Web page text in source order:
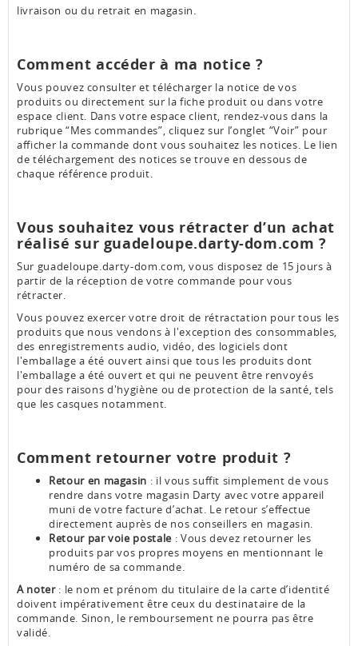
livraison ou du retrait en magasin.
Comment accéder à ma notice ?
Vous pouvez consulter et télécharger la notice de vos
produits ou directement sur la fiche produit ou dans votre
espace client. Dans votre espace client, rendez-vous dans la
rubrique “Mes commandes”, cliquez sur l’onglet “Voir” pour
afficher la commande dont vous souhaitez les notices. Le lien
de téléchargement des notices se trouve en dessous de
chaque référence produit.
Vous souhaitez vous rétracter d’un achat
réalisé sur guadeloupe.darty-dom.com ?
Sur guadeloupe.darty-dom.com, vous disposez de 15 jours à
partir de la réception de votre commande pour vous
rétracter.
Vous pouvez exercer votre droit de rétractation pour tous les
produits que nous vendons à l'exception des consommables,
des enregistrements audio, vidéo, des logiciels dont
l'emballage a été ouvert ainsi que tous les produits dont
l'emballage a été ouvert et qui ne peuvent être renvoyés
pour des raisons d'hygiène ou de protection de la santé, tels
que les casques notamment.
Comment retourner votre produit ?
Retour en magasin : il vous suffit simplement de vous
rendre dans votre magasin Darty avec votre appareil
muni de votre facture d’achat. Le retour s’effectue
directement auprès de nos conseillers en magasin.
Retour par voie postale: Vous devez retourner les
produits par vos propres moyens en mentionnant le
numéro de sa commande.
A noter: le nom et prénom du titulaire de la carte d’identité
doivent impérativement être ceux du destinataire de la
commande. Sinon, le remboursement ne pourra pas être
validé.